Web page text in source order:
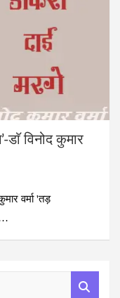
डाॅ विनोद कुमार
वर्मा 'तड़
…